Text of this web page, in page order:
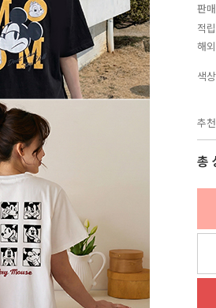
판
적
해
색
추
총